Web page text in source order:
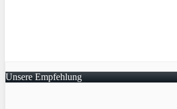
Unsere Empfehlung